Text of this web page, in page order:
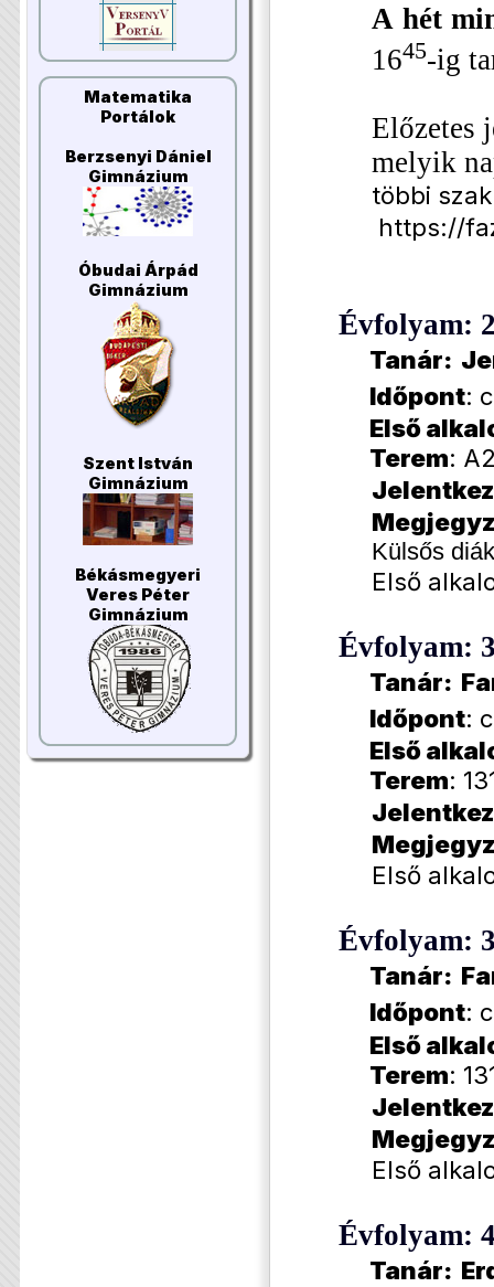
Matematika
Portálok
Berzsenyi Dániel
Gimnázium
Óbudai Árpád
Gimnázium
Szent István
Gimnázium
Békásmegyeri
Veres Péter
Gimnázium
A hét
1645-ig
Előzetes
melyik
többi
https://
Évfolyam:
Tanár:
Időpont:
Első
Terem:
Külsős
Első
Évfolyam:
Tanár:
Időpont:
Első
Terem:
Első
Évfolyam:
Tanár:
Időpont:
Első
Terem:
Első
Évfolyam:
Tanár: